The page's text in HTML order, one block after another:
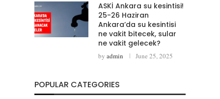
ASKİ Ankara su kesintisi!
25-26 Haziran
Ankara’da su kesintisi
ne vakit bitecek, sular
ne vakit gelecek?
by admin June 25, 2025
POPULAR CATEGORIES